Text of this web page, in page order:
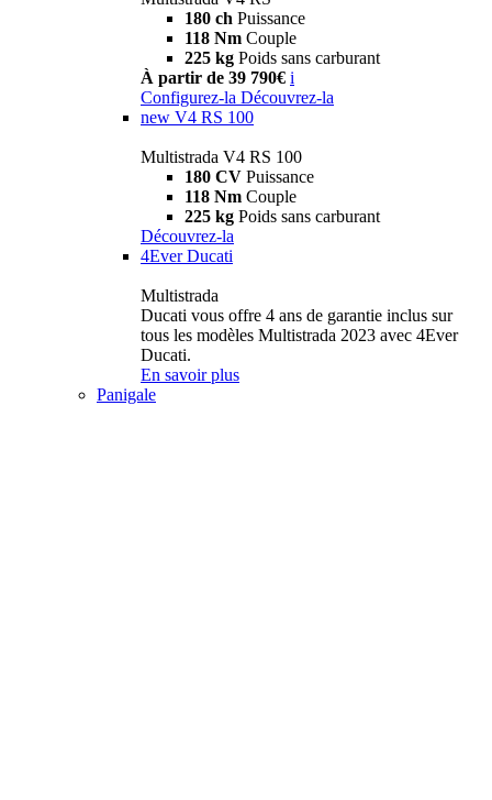
180 ch Puissance
118 Nm Couple
225 kg Poids sans carburant
À partir de 39 790€ i
Configurez-la Découvrez-la
new V4 RS 100
Multistrada V4 RS 100
180 CV Puissance
118 Nm Couple
225 kg Poids sans carburant
Découvrez-la
4Ever Ducati
Multistrada
Ducati vous offre 4 ans de garantie inclus sur
tous les modèles Multistrada 2023 avec 4Ever
Ducati.
En savoir plus
Panigale